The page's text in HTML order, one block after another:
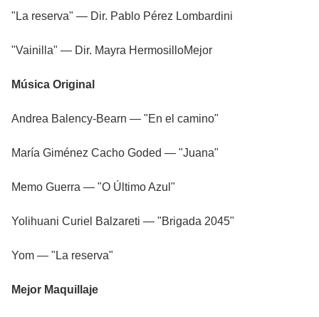
"La reserva" — Dir. Pablo Pérez Lombardini
"Vainilla" — Dir. Mayra HermosilloMejor
Música Original
Andrea Balency-Bearn — "En el camino"
María Giménez Cacho Goded — "Juana"
Memo Guerra — "O Último Azul"
Yolihuani Curiel Balzareti — "Brigada 2045"
Yom — "La reserva"
Mejor Maquillaje